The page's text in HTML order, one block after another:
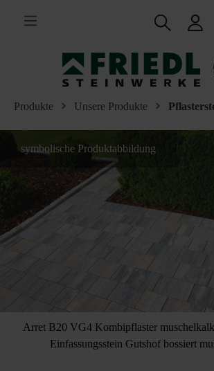
springen
Produkte Unsere Produkte
Arret B20 VG4 Kombipflaster
Einfassungsstein Gutshof bossiert
symbolische Produktabbildung